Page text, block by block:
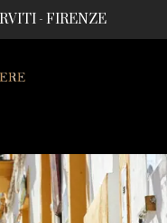
- FIRENZE